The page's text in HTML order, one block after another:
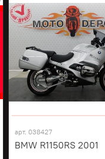
арт. 038427
BMW R1150RS 2001